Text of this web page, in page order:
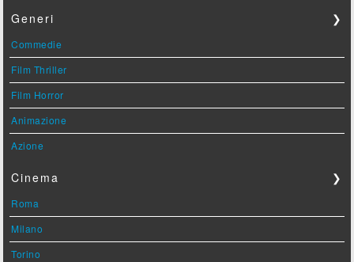
Generi ❯
Commedie
Film Thriller
Film Horror
Animazione
Azione
Cinema ❯
Roma
Milano
Torino